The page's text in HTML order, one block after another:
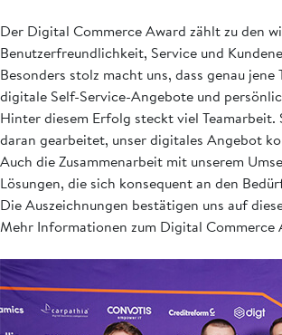
Der Digital Commerce Award zählt zu den
Benutzerfreundlichkeit, Service und
Besonders stolz macht uns, dass genau
digitale Self-Service-Angebote und
Hinter diesem Erfolg steckt viel
daran gearbeitet, unser digitales Angebot
Auch die Zusammenarbeit mit unserem
Lösungen, die sich konsequent an den
Die Auszeichnungen bestätigen uns auf
Mehr Informationen zum Digital Commerce